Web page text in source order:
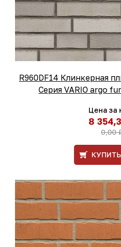
R960DF14 Клинкерная
Серия VARIO argo
Цена за
8
0,00
КУПИТЬ